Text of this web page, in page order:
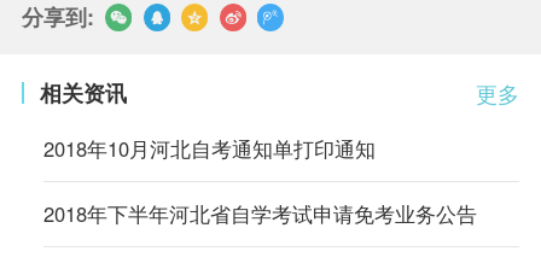
分享到:
更多
相关资讯
2018年10月河北自考通知单打印通知
2018年下半年河北省自学考试申请免考业务公告